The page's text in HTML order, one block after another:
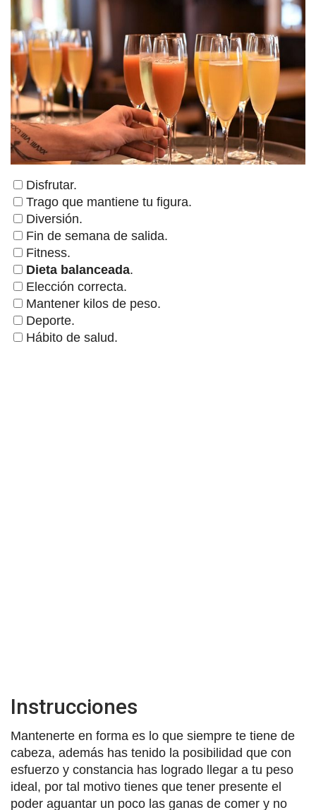
Disfrutar.
Trago que mantiene tu figura.
Diversión.
Fin de semana de salida.
Fitness.
Dieta balanceada.
Elección correcta.
Mantener kilos de peso.
Deporte.
Hábito de salud.
Instrucciones
Mantenerte en forma es lo que siempre te tiene de
cabeza, además has tenido la posibilidad que con
esfuerzo y constancia has logrado llegar a tu peso
ideal, por tal motivo tienes que tener presente el
poder aguantar un poco las ganas de comer y no